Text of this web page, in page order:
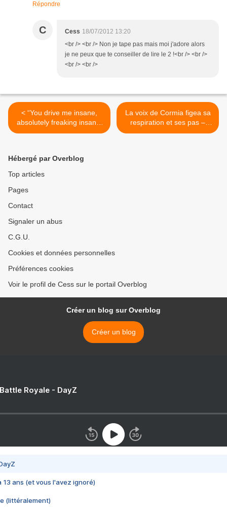
Répondre
C Cess 18/07/2012 13:20
<br /> <br /> Non je tape pas mais moi j'adore alors
je ne peux que te conseiller de lire le 2 !<br /> <br />
<br /> <br />
< “You drive me insane,
absolutely freaking insane.
Do you know that? I bet you
La voix de Cormia figea sa
respiration et ses pas –
mais pas sa verge. >
Hébergé par Overblog
Top articles
Pages
Contact
Signaler un abus
C.G.U.
Cookies et données personnelles
Préférences cookies
Voir le profil de Cess sur le portail Overblog
Créer un blog sur Overblog
Créer un blog
Royale - DayZ
13 ans (et vous l'avez ignoré)
(littéralement)